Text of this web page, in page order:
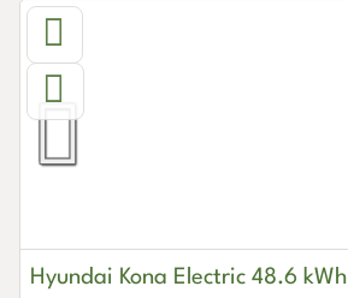
Hyundai Kona Electric 48.6 kWh